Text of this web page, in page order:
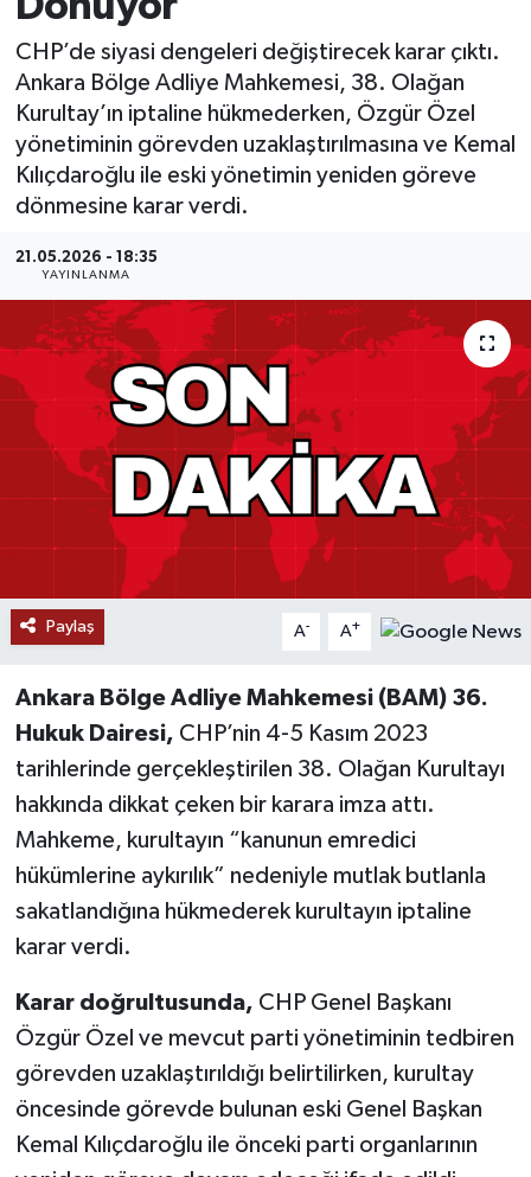
CHP’de siyasi dengeleri değiştirecek karar çıktı.
Ankara Bölge Adliye Mahkemesi, 38. Olağan
Kurultay’ın iptaline hükmederken, Özgür Özel
yönetiminin görevden uzaklaştırılmasına ve Kemal
Kılıçdaroğlu ile eski yönetimin yeniden göreve
dönmesine karar verdi.
21.05.2026 - 18:35
YAYINLANMA
Paylaş A- A+
Ankara Bölge Adliye Mahkemesi (BAM) 36.
Hukuk Dairesi, CHP’nin 4-5 Kasım 2023
tarihlerinde gerçekleştirilen 38. Olağan Kurultayı
hakkında dikkat çeken bir karara imza attı.
Mahkeme, kurultayın “kanunun emredici
hükümlerine aykırılık” nedeniyle mutlak butlanla
sakatlandığına hükmederek kurultayın iptaline
karar verdi.
Karar doğrultusunda, CHP Genel Başkanı
Özgür Özel ve mevcut parti yönetiminin tedbiren
görevden uzaklaştırıldığı belirtilirken, kurultay
öncesinde görevde bulunan eski Genel Başkan
Kemal Kılıçdaroğlu ile önceki parti organlarının
MAGAZİN
ÖZEL HABER
RESMİ İLANLAR
SİYASET
SOSYAL YARDIMLAR
SPONSORLU YAZI
SPOR
TEKNOLOJİ
YAŞAM